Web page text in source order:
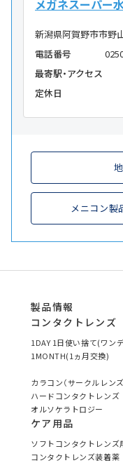
メガネスーパー
新潟県阿賀野市市野
電話番号
最寄駅・アクセス
定休日
メニコン製
製品情報
コンタクトレンズ
1DAY 1日使い捨て(ワン
1MONTH(1ヵ月交換)
カラコン（サークルレンズ
ハードコンタクトレンズ
オルソケラトロジー
ケア用品
ソフトコンタクトレンズ
コンタクトレンズ装着薬